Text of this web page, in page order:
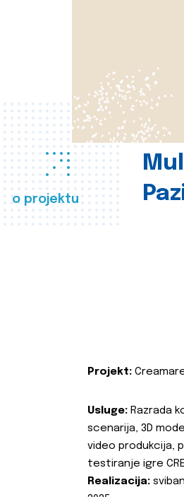
o projektu
Projekt:
Usluge: Razrada
scenarija, 3D
video produkcija,
testiranje igre
Realizacija: